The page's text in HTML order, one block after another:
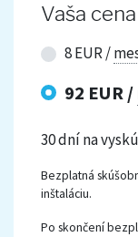
Vaša cena
8 EUR /
92 EUR /
30 dní na
Bezplatná
inštaláciu.
Po skončení